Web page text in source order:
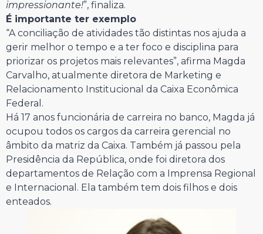
impressionante!”, finaliza.
É importante ter exemplo
“A conciliação de atividades tão distintas nos ajuda a
gerir melhor o tempo e a ter foco e disciplina para
priorizar os projetos mais relevantes”, afirma Magda
Carvalho, atualmente diretora de Marketing e
Relacionamento Institucional da Caixa Econômica
Federal.
Há 17 anos funcionária de carreira no banco, Magda já
ocupou todos os cargos da carreira gerencial no
âmbito da matriz da Caixa. Também já passou pela
Presidência da República, onde foi diretora dos
departamentos de Relação com a Imprensa Regional
e Internacional. Ela também tem dois filhos e dois
enteados.